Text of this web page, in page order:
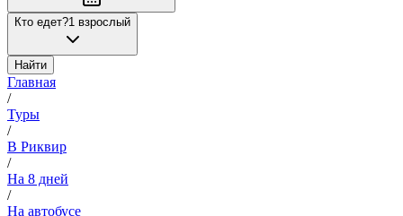
Кто едет?1 взрослый
Найти
Главная
/
Туры
/
В Риквир
/
На 8 дней
/
На автобусе